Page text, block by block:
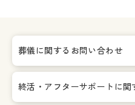
葬儀に関するお問い合わせ
終活・アフターサポートに関